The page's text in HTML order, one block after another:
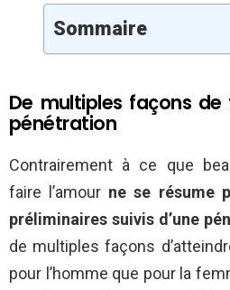
Sommaire
De multiples façons de
pénétration
Contrairement à ce que
faire l’amour ne se résume
préliminaires suivis d’une
de multiples façons
pour l’homme que pour la